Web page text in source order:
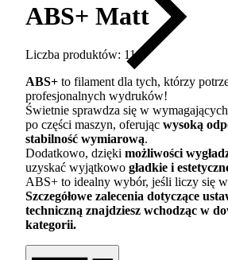
ABS+ Matt
Liczba produktów: 11
ABS+ to filament dla tych, którzy
profesjonalnych wydruków!
Świetnie sprawdza się w
po części maszyn, oferując wysoką
stabilność wymiarową.
Dodatkowo, dzięki możliwości
uzyskać wyjątkowo gładkie i
ABS+ to idealny wybór, jeśli liczy się
Szczegółowe zalecenia dotyczące
techniczną znajdziesz wchodząc w
kategorii.